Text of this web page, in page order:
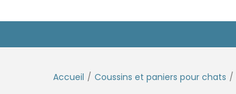
Accueil / Coussins et paniers pour chats /